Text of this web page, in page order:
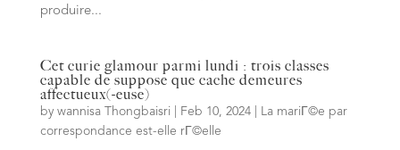
produire...
Cet curie glamour parmi lundi : trois classes
capable de suppose que cache demeures
affectueux(-euse)
by wannisa Thongbaisri Feb 10, 2024|
La mariГ©e par
correspondance est-elle rГ©elle